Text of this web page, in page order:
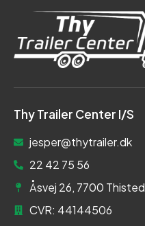
Thy Trailer Center I/S
jesper@thytrailer.dk
22 42 75 56
Åsvej 26, 7700 Thisted
CVR: 44144506